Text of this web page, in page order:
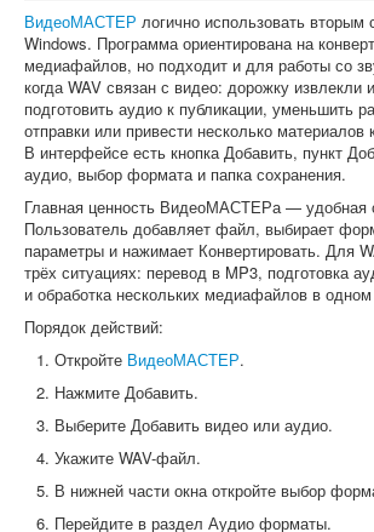
ВидеоМАСТЕР логично использовать вторым
Windows. Программа ориентирована на
медиафайлов, но подходит и для работы со
когда WAV связан с видео: дорожку извлекли
подготовить аудио к публикации, уменьшить
отправки или привести несколько
В интерфейсе есть кнопка Добавить, пункт
аудио, выбор формата и папка сохранения.
Главная ценность ВидеоМАСТЕРа — удобная
Пользователь добавляет файл, выбирает
параметры и нажимает Конвертировать. Для
трёх ситуациях: перевод в MP3, подготовка
и обработка нескольких медиафайлов в одном
Порядок действий:
Откройте ВидеоМАСТЕР.
Нажмите Добавить.
Выберите Добавить видео или аудио.
Укажите WAV-файл.
В нижней части окна откройте выбор
Перейдите в раздел Аудио форматы.